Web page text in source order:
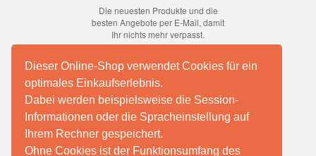
Dieser Online-Shop verwendet Cookies für ein
optimales Einkaufserlebnis.
Dabei werden beispielsweise die Session-
Informationen oder die Spracheinstellung auf
Ihrem Rechner gespeichert.
Ohne Cookies ist der Funktionsumfang des
Die neuesten Produkte und die
besten Angebote per E-Mail, damit
Ihr nichts mehr verpasst.
Abonnieren
Facebook